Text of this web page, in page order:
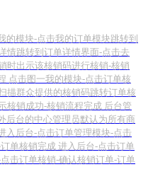
的模块-点击我的订单模块跳转到
情跳转到订单详情界面-点击去
时出示该核销码进行核销-核销
点击图一我的模块-点击订单核
描群众提供的核销码跳转订单核
核销成功-核销流程完成 后台管
后台的中心管理员默认为所有商
入后台-点击订单管理模块-点击
单核销完成 进入后台-点击订单
击订单核销-确认核销订单-订单